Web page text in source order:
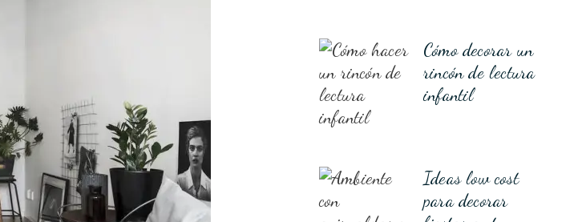
Cómo decorar un
rincón de lectura
infantil
Ideas low cost
para decorar